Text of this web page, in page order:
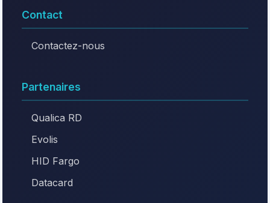
Contact
Contactez-nous
Partenaires
Qualica RD
Evolis
HID Fargo
Datacard